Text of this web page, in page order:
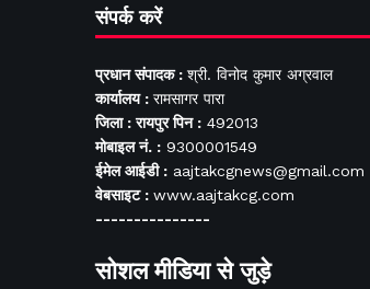
संपर्क करें
प्रधान संपादक : श्री. विनोद कुमार अग्रवाल
कार्यालय : रामसागर पारा
जिला : रायपुर पिन : 492013
मोबाइल नं. : 9300001549
ईमेल आईडी : aajtakcgnews@gmail.com
वेबसाइट : www.aajtakcg.com
---------------
सोशल मीडिया से जुड़े